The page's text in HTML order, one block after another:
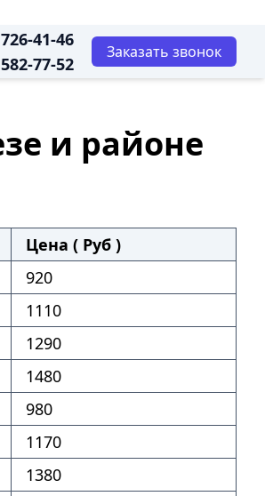
41-46
77-52
Заказать звонок
и районе
Цена ( Руб )
920
1110
1290
1480
980
1170
1380